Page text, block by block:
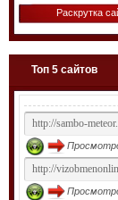
Раскрутка
Топ 5 сайтов